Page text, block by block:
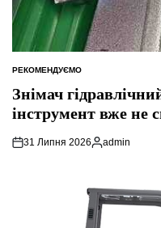
ОПУБЛІКУВАТИ
РЕКОМЕНДУЄМО
Знімач
інструмент вже не
31 Липня 2026
Опубліковано
admin